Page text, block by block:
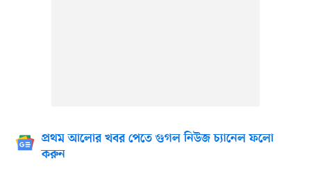
প্রথম আলোর খবর পেতে গুগল নিউজ চ্যানেল ফলো
করুন